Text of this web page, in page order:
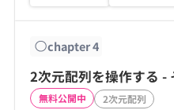
chapter4
2次元配列を操作する -
無料公開中 2次元配列